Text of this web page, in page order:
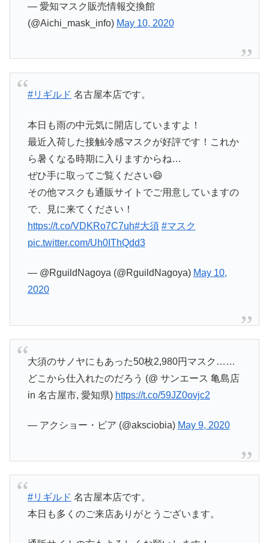
— 愛知マスク販売情報交換館
(@Aichi_mask_info) May 10, 2020
#リギルド 名古屋本店です。
本日も雨の中元気に開店していますよ！
最近入荷した接触冷感マスクが好評です！これか
ら暑くなる時期に入りますからね…
ぜひ手に取ってご覧ください😄
その他マスクも通販サイトでご用意していますの
で、見に来てください！
https://t.co/VDKRo7C7uh#大須 #マスク
pic.twitter.com/Uh0IThQdd3
— @RguildNagoya (@RguildNagoya) May 10,
2020
大須のサノヤにもあった50枚2,980円マスク……
どこから仕入れたのだろう (@ サンエース 亀島店
in 名古屋市, 愛知県) https://t.co/59JZ0ovjc2
— アクショー・ビア (@aksciobia) May 9, 2020
#リギルド 名古屋本店です。
本日も多くのご来店ありがとうございます。